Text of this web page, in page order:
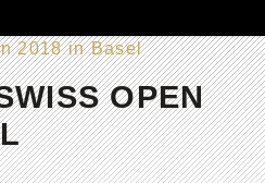
2018 in Basel
OPEN